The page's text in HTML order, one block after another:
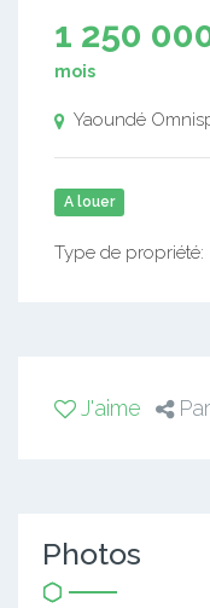
1 250
mois
Yaoundé
A louer
Type de propriété:
J'aime
Photos